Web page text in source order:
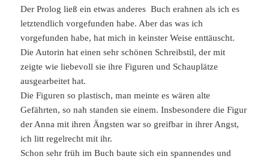
Der Prolog ließ ein etwas anderes Buch erahnen als ich es
letztendlich vorgefunden habe. Aber das was ich
vorgefunden habe, hat mich in keinster Weise enttäuscht.
Die Autorin hat einen sehr schönen Schreibstil, der mit
zeigte wie liebevoll sie ihre Figuren und Schauplätze
ausgearbeitet hat.
Die Figuren so plastisch, man meinte es wären alte
Gefährten, so nah standen sie einem. Insbesondere die Figur
der Anna mit ihren Ängsten war so greifbar in ihrer Angst,
ich litt regelrecht mit ihr.
Schon sehr früh im Buch baute sich ein spannendes und